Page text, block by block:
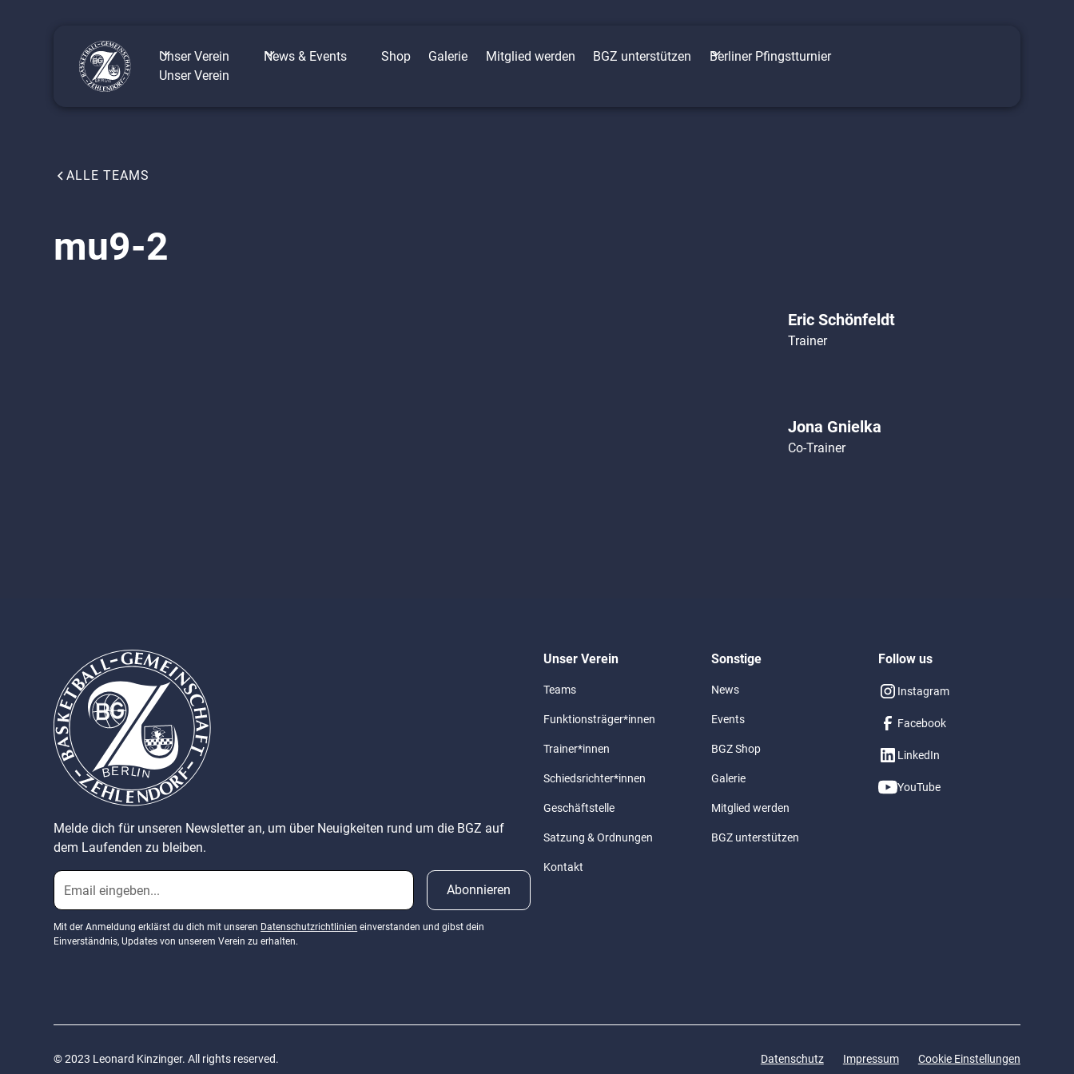
Unser Verein
Unser Verein
News & Events Shop Galerie Mitglied werden BGZ unterstützen Berliner Pfingstturnier
ALLE TEAMS
mu9-2
Eric Schönfeldt
Trainer
Jona Gnielka
Co-Trainer
Melde dich für unseren Newsletter an, um über Neuigkeiten rund um die BGZ auf
dem Laufenden zu bleiben.
Mit der Anmeldung erklärst du dich mit unseren Datenschutzrichtlinien einverstanden und gibst dein
Einverständnis, Updates von unserem Verein zu erhalten.
Unser Verein
Teams
Funktionsträger*innen
Trainer*innen
Schiedsrichter*innen
Geschäftstelle
Satzung & Ordnungen
Kontakt
Sonstige
News
Events
BGZ Shop
Galerie
Mitglied werden
BGZ unterstützen
Follow us
Instagram
Facebook
LinkedIn
YouTube
© 2023 Leonard Kinzinger. All rights reserved. Datenschutz Impressum Cookie Einstellungen